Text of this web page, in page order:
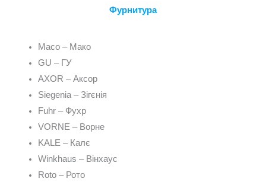
Фурнитура
Maco – Мако
GU – ГУ
AXOR – Аксор
Siegenia – Зігєнія
Fuhr – Фухр
VORNE – Ворне
KALE – Калє
Winkhaus – Вінхаус
Roto – Рото